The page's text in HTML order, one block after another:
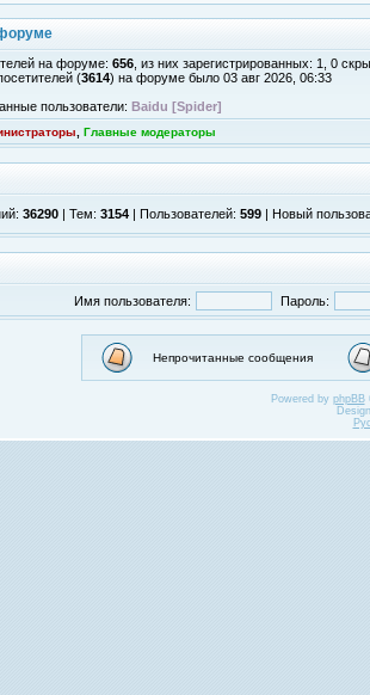
на форуме: 656 , из них зарегистрированных: 1, 0
(3614) на форуме было 03 авг 2026, 06:33
пользователи: Baidu [Spider]
Главные модераторы
36290 | Тем: 3154 | Пользователей: 599 | Новый
Имя пользователя: Пароль:
Непрочитанные сообщения
Powered by phpBB